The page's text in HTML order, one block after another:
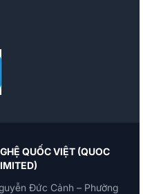
QUỐC VIỆT (QUOC
Đức Cảnh – Phường